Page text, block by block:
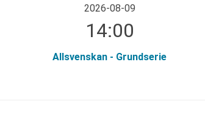
2026-08-09
14:00
Allsvenskan - Grundserie